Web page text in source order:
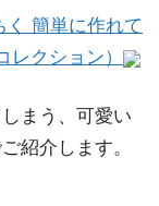
く 簡単に作れて
クション）
まう、可愛い
紹介します。